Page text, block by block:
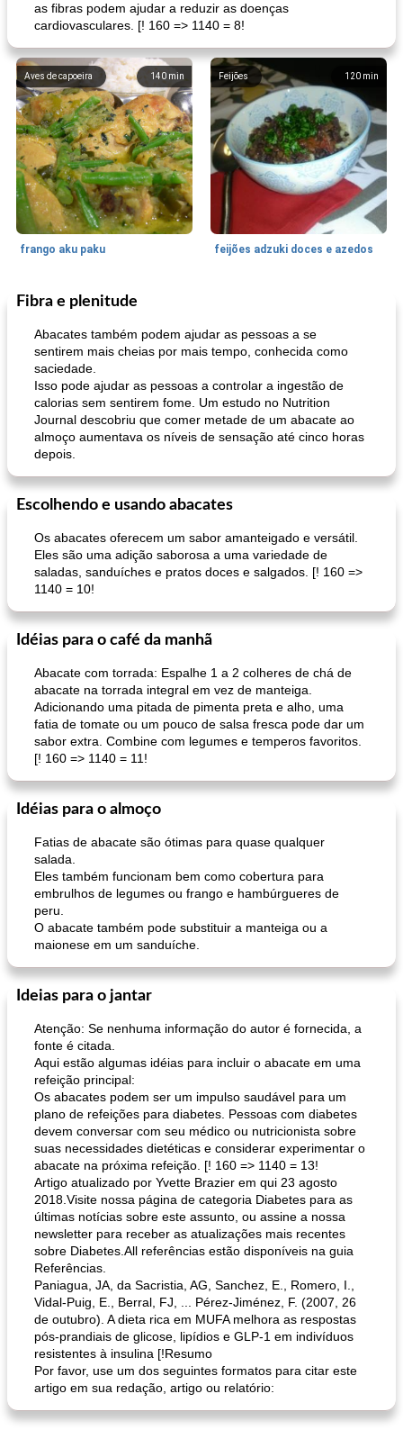
as fibras podem ajudar a reduzir as doenças
cardiovasculares. [! 160 => 1140 = 8!
140 min
Aves de capoeira
frango aku paku
120 min
Feijões
feijões adzuki doces e azedos
Bolos
muffins de farelo de harriet sopa de lentilha líbia
Fibra e plenitude
Abacates também podem ajudar as pessoas a se
sentirem mais cheias por mais tempo, conhecida como
saciedade.
Isso pode ajudar as pessoas a controlar a ingestão de
calorias sem sentirem fome. Um estudo no Nutrition
Journal descobriu que comer metade de um abacate ao
almoço aumentava os níveis de sensação até cinco horas
depois.
Escolhendo e usando abacates
Os abacates oferecem um sabor amanteigado e versátil.
Eles são uma adição saborosa a uma variedade de
saladas, sanduíches e pratos doces e salgados. [! 160 =>
1140 = 10!
Idéias para o café da manhã
Abacate com torrada: Espalhe 1 a 2 colheres de chá de
abacate na torrada integral em vez de manteiga.
Adicionando uma pitada de pimenta preta e alho, uma
fatia de tomate ou um pouco de salsa fresca pode dar um
sabor extra. Combine com legumes e temperos favoritos.
[! 160 => 1140 = 11!
Idéias para o almoço
Fatias de abacate são ótimas para quase qualquer
salada.
Eles também funcionam bem como cobertura para
embrulhos de legumes ou frango e hambúrgueres de
peru.
O abacate também pode substituir a manteiga ou a
maionese em um sanduíche.
Ideias para o jantar
Atenção: Se nenhuma informação do autor é fornecida, a
fonte é citada.
Aqui estão algumas idéias para incluir o abacate em uma
refeição principal:
Os abacates podem ser um impulso saudável para um
plano de refeições para diabetes. Pessoas com diabetes
devem conversar com seu médico ou nutricionista sobre
suas necessidades dietéticas e considerar experimentar o
abacate na próxima refeição. [! 160 => 1140 = 13!
Artigo atualizado por Yvette Brazier em qui 23 agosto
2018.Visite nossa página de categoria Diabetes para as
últimas notícias sobre este assunto, ou assine a nossa
newsletter para receber as atualizações mais recentes
sobre Diabetes.All referências estão disponíveis na guia
Referências.
Paniagua, JA, da Sacristia, AG, Sanchez, E., Romero, I.,
Vidal-Puig, E., Berral, FJ, ... Pérez-Jiménez, F. (2007, 26
de outubro). A dieta rica em MUFA melhora as respostas
pós-prandiais de glicose, lipídios e GLP-1 em indivíduos
resistentes à insulina [!Resumo
Por favor, use um dos seguintes formatos para citar este
artigo em sua redação, artigo ou relatório: